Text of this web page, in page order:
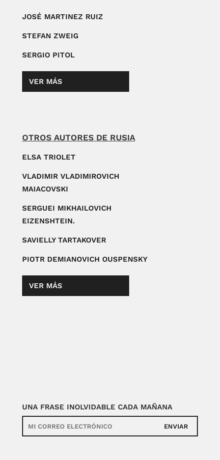
JOSÉ MARTINEZ RUIZ
STEFAN ZWEIG
SERGIO PITOL
VER MÁS
OTROS AUTORES DE RUSIA
ELSA TRIOLET
VLADIMIR VLADIMIROVICH
MAIACOVSKI
SERGUEI MIKHAILOVICH
EIZENSHTEIN.
SAVIELLY TARTAKOVER
PIOTR DEMIANOVICH OUSPENSKY
VER MÁS
UNA FRASE INOLVIDABLE CADA MAÑANA
ENVIAR